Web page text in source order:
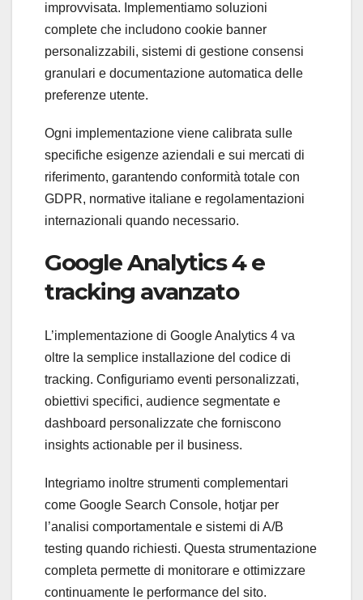
improvvisata. Implementiamo soluzioni
complete che includono cookie banner
personalizzabili, sistemi di gestione consensi
granulari e documentazione automatica delle
preferenze utente.
Ogni implementazione viene calibrata sulle
specifiche esigenze aziendali e sui mercati di
riferimento, garantendo conformità totale con
GDPR, normative italiane e regolamentazioni
internazionali quando necessario.
Google Analytics 4 e
tracking avanzato
L’implementazione di Google Analytics 4 va
oltre la semplice installazione del codice di
tracking. Configuriamo eventi personalizzati,
obiettivi specifici, audience segmentate e
dashboard personalizzate che forniscono
insights actionable per il business.
Integriamo inoltre strumenti complementari
come Google Search Console, hotjar per
l’analisi comportamentale e sistemi di A/B
testing quando richiesti. Questa strumentazione
completa permette di monitorare e ottimizzare
continuamente le performance del sito.